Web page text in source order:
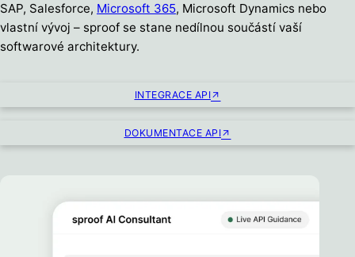
SAP, Salesforce, Microsoft 365, Microsoft Dynamics nebo
vlastní vývoj – sproof se stane nedílnou součástí vaší
softwarové architektury.
INTEGRACE API
DOKUMENTACE API